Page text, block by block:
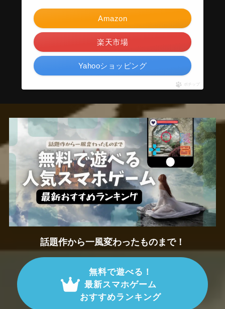
Amazon
楽天市場
Yahooショッピング
ポチップ
話題作から一風変わったものまで！
無料で遊べる！
最新スマホゲーム
おすすめランキング